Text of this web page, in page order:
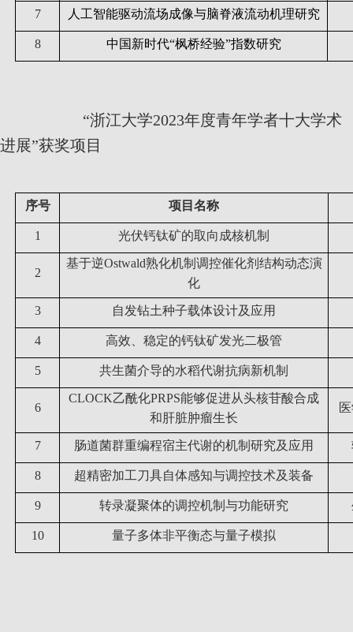
7 人工智能驱动流场成像与脑脊液流动机理研究
8 中国新时代“枫桥经验”指数研究
“浙江大学2023年度青年学者十大学术
进展”获奖项目
序号 项目名称
1 光伏钙钛矿的取向成核机制
2
基于逆Ostwald熟化机制调控催化剂结构动态演
化
3 自发钻土种子载体设计及应用
4 高效、稳定的钙钛矿发光二极管
5 共生菌介导的水稻代谢抗病新机制
6
CLOCK乙酰化PRPS能够促进从头核苷酸合成
和肝脏肿瘤生长
7 肠道菌群重编程宿主代谢的机制研究及应用
8 超精密加工刀具自体感知与调控技术及装备
9 转录凝聚体的调控机制与功能研究
10 量子多体非平衡态与量子模拟